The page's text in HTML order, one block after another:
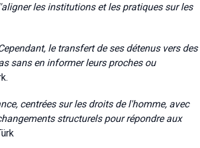
les institutions et les pratiques sur les
le transfert de ses détenus vers des
sans en informer leurs proches ou
centrées sur les droits de l'homme, avec
structurels pour répondre aux